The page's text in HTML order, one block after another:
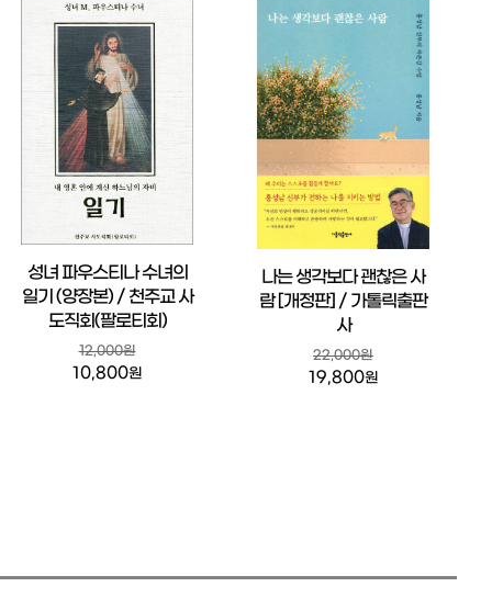
성녀 파우스티나 수녀의
일기 (양장본) / 천주교 사
도직회(팔로티회)
12,000원
10,800원
나는 생각보다 괜찮은 사
람 [개정판] / 가톨릭출판
사
22,000원
19,800원